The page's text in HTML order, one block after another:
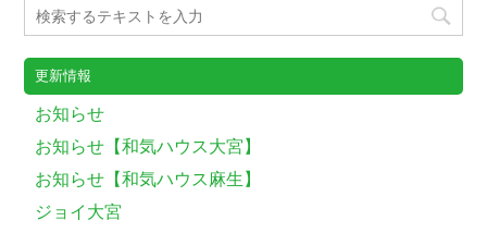
更新情報
お知らせ
お知らせ【和気ハウス大宮】
お知らせ【和気ハウス麻生】
ジョイ大宮